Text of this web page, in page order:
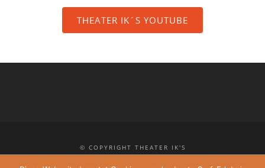
THEATER IK´S YOUTUBE
© COPYRIGHT THEATER IK'S